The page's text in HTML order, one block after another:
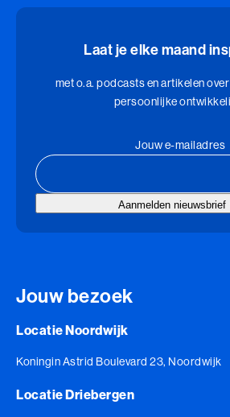
Laat je elke maand
met o.a. podcasts en artikelen
persoonlijke
Jouw e-mailadres
Aanmelden nieuwsbrief
Jouw bezoek
Locatie Noordwijk
Koningin Astrid Boulevard 23, Noordwijk
Locatie Driebergen